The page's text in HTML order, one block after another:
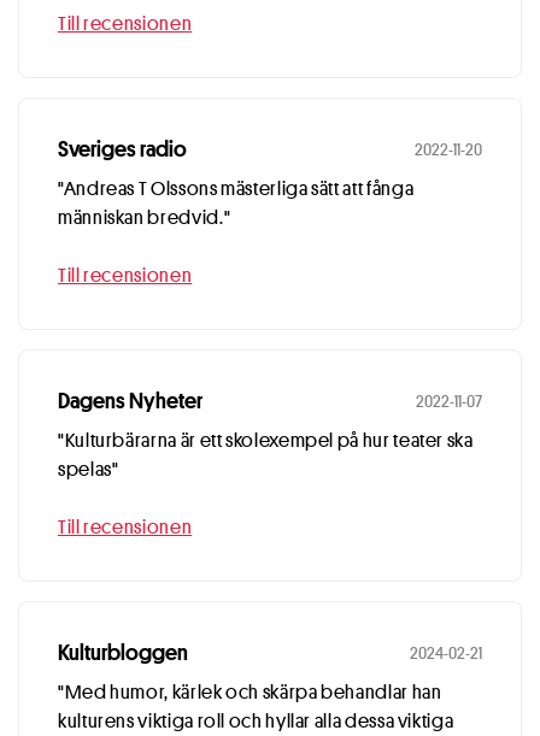
Till recensionen
Sveriges radio 2022-11-20
"Andreas T Olssons mästerliga sätt att fånga
människan bredvid."
Till recensionen
Dagens Nyheter 2022-11-07
"Kulturbärarna är ett skolexempel på hur teater ska
spelas"
Till recensionen
Kulturbloggen 2024-02-21
"Med humor, kärlek och skärpa behandlar han
kulturens viktiga roll och hyllar alla dessa viktiga